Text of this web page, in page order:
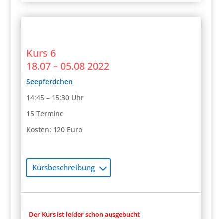
Kurs 6
18.07 – 05.08 2022
Seepferdchen
14:45 – 15:30 Uhr
15 Termine
Kosten: 120 Euro
Kursbeschreibung
Der Kurs ist leider schon ausgebucht